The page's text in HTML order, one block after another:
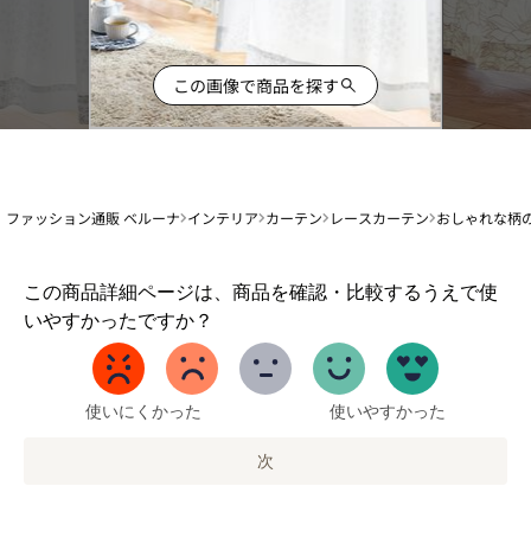
この画像で商品を探す
ファッション通販 ベルーナ インテリア カーテン レースカーテン おしゃれな柄
この商品詳細ページは、商品を確認・比較するうえで使
いやすかったですか？
1
か
使いにくかった 使いやすかった
次